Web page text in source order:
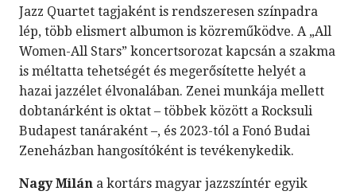
Jazz Quartet tagjaként is rendszeresen színpadra
lép, több elismert albumon is közreműködve. A „All
Women-All Stars” koncertsorozat kapcsán a szakma
is méltatta tehetségét és megerősítette helyét a
hazai jazzélet élvonalában. Zenei munkája mellett
dobtanárként is oktat – többek között a Rocksuli
Budapest tanáraként –, és 2023-tól a Fonó Budai
Zeneházban hangosítóként is tevékenykedik.
Nagy Milán a kortárs magyar jazzszíntér egyik